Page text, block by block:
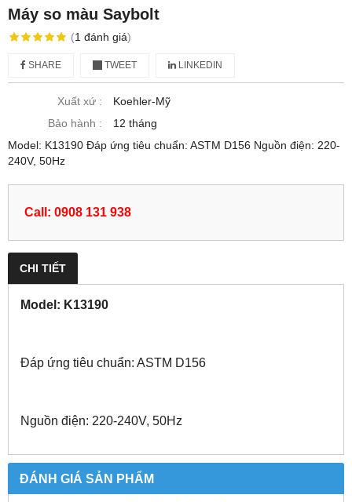
Máy so màu Saybolt
(1 đánh giá)
SHARE TWEET LINKEDIN
Xuất xứ :
Koehler-Mỹ
Bảo hành :
12 tháng
Model: K13190 Đáp ứng tiêu chuẩn: ASTM D156 Nguồn điện: 220-
240V, 50Hz
Call: 0908 131 938
CHI TIẾT
Model: K13190
Đáp ứng tiêu chuẩn: ASTM D156
Nguồn điện: 220-240V, 50Hz
ĐÁNH GIÁ SẢN PHẨM